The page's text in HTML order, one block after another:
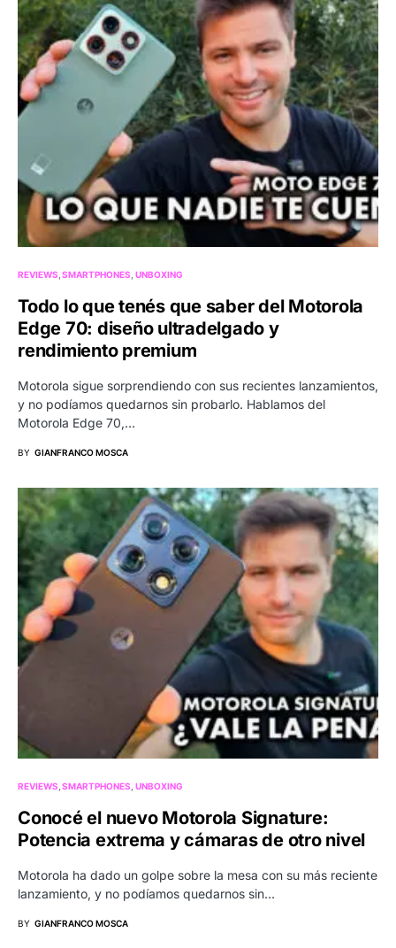
REVIEWS SMARTPHONES UNBOXING
Todo lo que tenés que saber del Motorola
Edge 70: diseño ultradelgado y
rendimiento premium
Motorola sigue sorprendiendo con sus recientes lanzamientos,
y no podíamos quedarnos sin probarlo. Hablamos del
Motorola Edge 70,…
BY GIANFRANCO MOSCA
REVIEWS SMARTPHONES UNBOXING
Conocé el nuevo Motorola Signature:
Potencia extrema y cámaras de otro nivel
Motorola ha dado un golpe sobre la mesa con su más reciente
lanzamiento, y no podíamos quedarnos sin…
BY GIANFRANCO MOSCA